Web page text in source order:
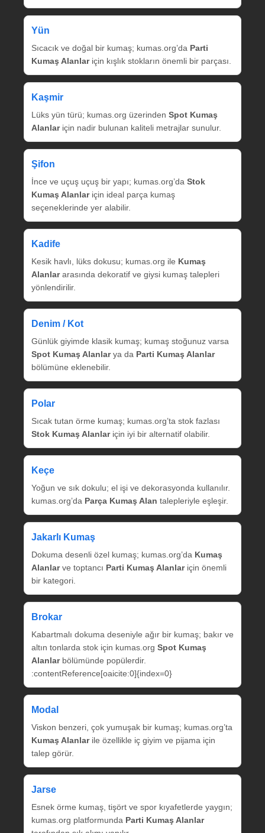
Yün
Sıcacık ve doğal bir kumaş; kumas.org’da Parti
Kumaş Alanlariçin kışlık stokların önemli bir parçası.
Kaşmir
Lüks yün türü; kumas.org üzerinden Spot Kumaş
Alanlariçin nadir bulunan kaliteli metrajlar sunulur.
Şifon
İnce ve uçuş uçuş bir yapı; kumas.org’da Stok
Kumaş Alanlariçin ideal parça kumaş
seçeneklerinde yer alabilir.
Kadife
Kesik havlı, lüks dokusu; kumas.org ile Kumaş
Alanlararasında dekoratif ve giysi kumaş talepleri
yönlendirilir.
Denim / Kot
Günlük giyimde klasik kumaş; kumaş stoğunuz varsa
Spot Kumaş Alanlarya da Parti Kumaş Alanlar
bölümüne eklenebilir.
Polar
Sıcak tutan örme kumaş; kumas.org’ta stok fazlası
Stok Kumaş Alanlariçin iyi bir alternatif olabilir.
Keçe
Yoğun ve sık dokulu; el işi ve dekorasyonda kullanılır.
kumas.org’da Parça Kumaş Alan talepleriyle eşleşir.
Jakarlı Kumaş
Dokuma desenli özel kumaş; kumas.org’da Kumaş
Alanlarve toptancı Parti Kumaş Alanlariçin önemli
bir kategori.
Brokar
Kabartmalı dokuma deseniyle ağır bir kumaş; bakır ve
altın tonlarda stok için kumas.org Spot Kumaş
Alanlarbölümünde popülerdir.
:contentReference[oaicite:0]{index=0}
Modal
Viskon benzeri, çok yumuşak bir kumaş; kumas.org’ta
Kumaş Alanlarile özellikle iç giyim ve pijama için
talep görür.
Jarse
Esnek örme kumaş, tişört ve spor kıyafetlerde yaygın;
kumas.org platformunda Parti Kumaş Alanlar